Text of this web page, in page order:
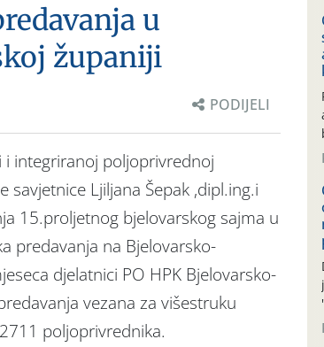
u
županiji
PODIJELI
i integriranoj poljoprivrednoj
Ljiljana Šepak ,dipl.ing.i
15.proljetnog bjelovarskog sajma u
predavanja na Bjelovarsko-
djelatnici PO HPK Bjelovarsko-
vezana za višestruku
poljoprivrednika.